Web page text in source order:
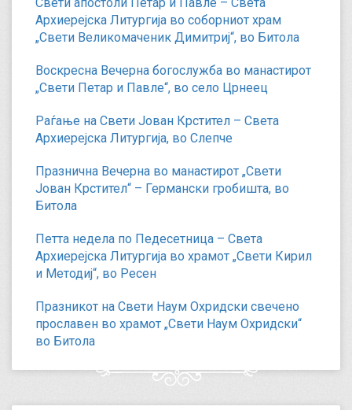
Архиерејска Литургија во соборниот храм
„Свети Великомаченик Димитриј“, во Битола
Воскресна Вечерна богослужба во манастирот
„Свети Петар и Павле“, во село Црнеец
Раѓање на Свети Јован Крстител – Света
Архиерејска Литургија, во Слепче
Празнична Вечерна во манастирот „Свети
Јован Крстител“ – Германски гробишта, во
Битола
Петта недела по Педесетница – Света
Архиерејска Литургија во храмот „Свети Кирил
и Методиј“, во Ресен
Празникот на Свети Наум Охридски свечено
прославен во храмот „Свети Наум Охридски“
во Битола